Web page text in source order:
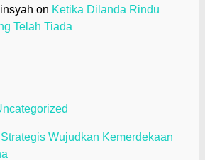
on Ketika Dilanda Rindu
Telah Tiada
Wujudkan Kemerdekaan